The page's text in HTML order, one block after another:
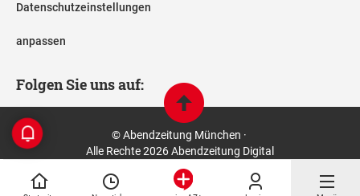
Datenschutzeinstellungen
anpassen
Folgen Sie uns auf:
© Abendzeitung München ·
Alle Rechte 2026 Abendzeitung Digital